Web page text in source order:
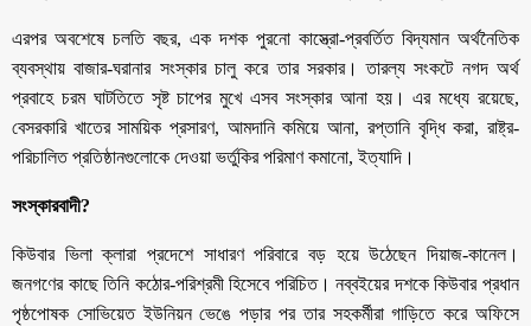
এরপর অবশেষে চলতি বছর, এক দশক পুরনো কাস্ত্রো-প্রবর্তিত বিদ্যমান অর্থনৈতিক
ব্যবস্থায় বাজার-ঘরানার সংস্কার চালু করে তার সরকার। তারল্য সংকটে নগদ অর্থ
প্রবাহে চরম ঘাটতিতে সৃষ্ট চাপের মুখে এসব সংস্কার আনা হয়। এর মধ্যে রয়েছে,
বেসরকারি খাতের সাময়িক প্রসারণ, আমদানি কমিয়ে আনা, রপ্তানি বৃদ্ধি করা, রাষ্ট্র-
পরিচালিত প্রতিষ্ঠানগুলোকে দেওয়া ভর্তুকির পরিমাণ কমানো, ইত্যাদি।
সংস্কারবাদী?
কিউবার ভিলা ক্লারা প্রদেশে সাধারণ পরিবারে বড় হয়ে উঠেছেন দিয়াজ-কানেল।
জনগণের কাছে তিনি কঠোর-পরিশ্রমী হিসেবে পরিচিত। নব্বইয়ের দশকে কিউবার প্রধান
পৃষ্ঠপোষক সোভিয়েত ইউনিয়ন ভেঙে পড়ার পর তার সহকর্মীরা গাড়িতে করে অফিসে